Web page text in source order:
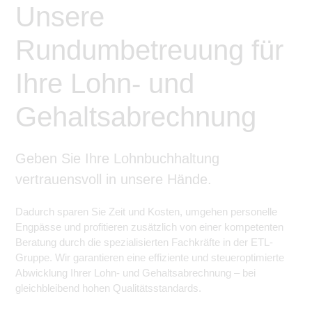
Unsere
Rundumbetreuung für
Ihre Lohn- und
Gehaltsabrechnung
Geben Sie Ihre Lohnbuchhaltung
vertrauensvoll in unsere Hände.
Dadurch sparen Sie Zeit und Kosten, umgehen personelle
Engpässe und profitieren zusätzlich von einer kompetenten
Beratung durch die spezialisierten Fachkräfte in der ETL-
Gruppe. Wir garantieren eine effiziente und steueroptimierte
Abwicklung Ihrer Lohn- und Gehaltsabrechnung – bei
gleichbleibend hohen Qualitätsstandards.